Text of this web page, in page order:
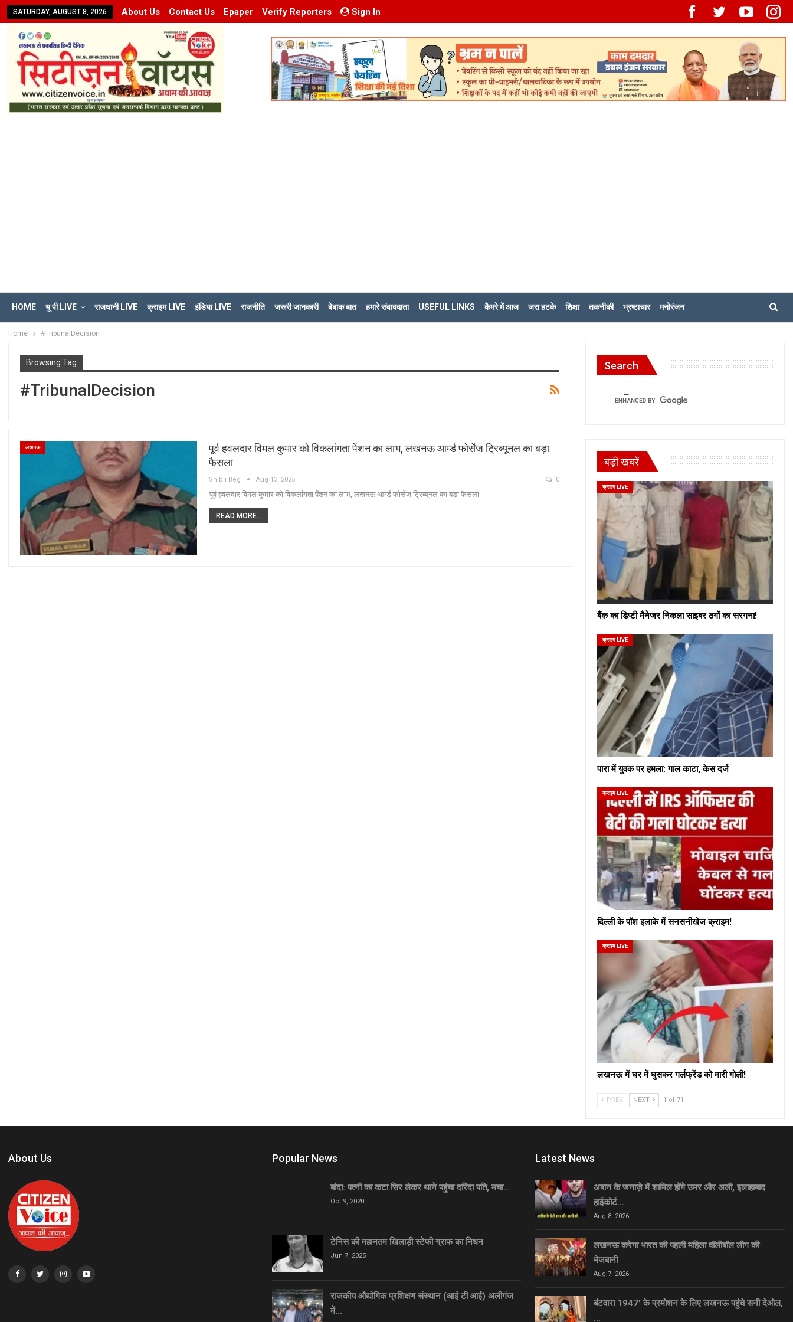
SATURDAY, AUGUST 8, 2026 About Us Contact Us Epaper Verify Reporters Sign In
HOME यू पी LIVE राजधानी LIVE क्राइम LIVE इंडिया LIVE राजनीति जरूरी जानकारी बेबाक बात हमारे संवाददाता USEFUL LINKS कैमरे में आज जरा हटके शिक्षा तकनीकी भ्रष्टाचार मनोरंजन
Home #TribunalDecision
Browsing Tag
#TribunalDecision
लखनऊ
पूर्व हवलदार विमल कुमार को विकलांगता पेंशन का लाभ, लखनऊ आर्म्ड फोर्सेज ट्रिब्यूनल का बड़ा
फैसला
Shibli Beg Aug 13, 2025 0
पूर्व हवलदार विमल कुमार को विकलांगता पेंशन का लाभ, लखनऊ आर्म्ड फोर्सेज ट्रिब्यूनल का बड़ा फैसला
READ MORE...
Search
बड़ी खबरें
क्राइम LIVE
बैंक का डिप्टी मैनेजर निकला साइबर ठगों का सरगना!
क्राइम LIVE
पारा में युवक पर हमला: गाल काटा, केस दर्ज
क्राइम LIVE
दिल्ली के पॉश इलाके में सनसनीखेज क्राइम!
क्राइम LIVE
लखनऊ में घर में घुसकर गर्लफ्रेंड को मारी गोली!
PREV NEXT 1 of 71
About Us Popular News
बांदा: पत्नी का कटा सिर लेकर थाने पहुंचा दरिंदा पति, मचा…
Oct 9, 2020
टेनिस की महानतम खिलाड़ी स्टेफी ग्राफ का निधन
Jun 7, 2025
राजकीय औद्योगिक प्रशिक्षण संस्थान (आई टी आई) अलीगंज
में…
Latest News
अबान के जनाज़े में शामिल होंगे उमर और अली, इलाहाबाद
हाईकोर्ट…
Aug 8, 2026
लखनऊ करेगा भारत की पहली महिला वॉलीबॉल लीग की
मेजबानी
Aug 7, 2026
बंटवारा 1947′ के प्रमोशन के लिए लखनऊ पहुंचे सनी देओल,
…